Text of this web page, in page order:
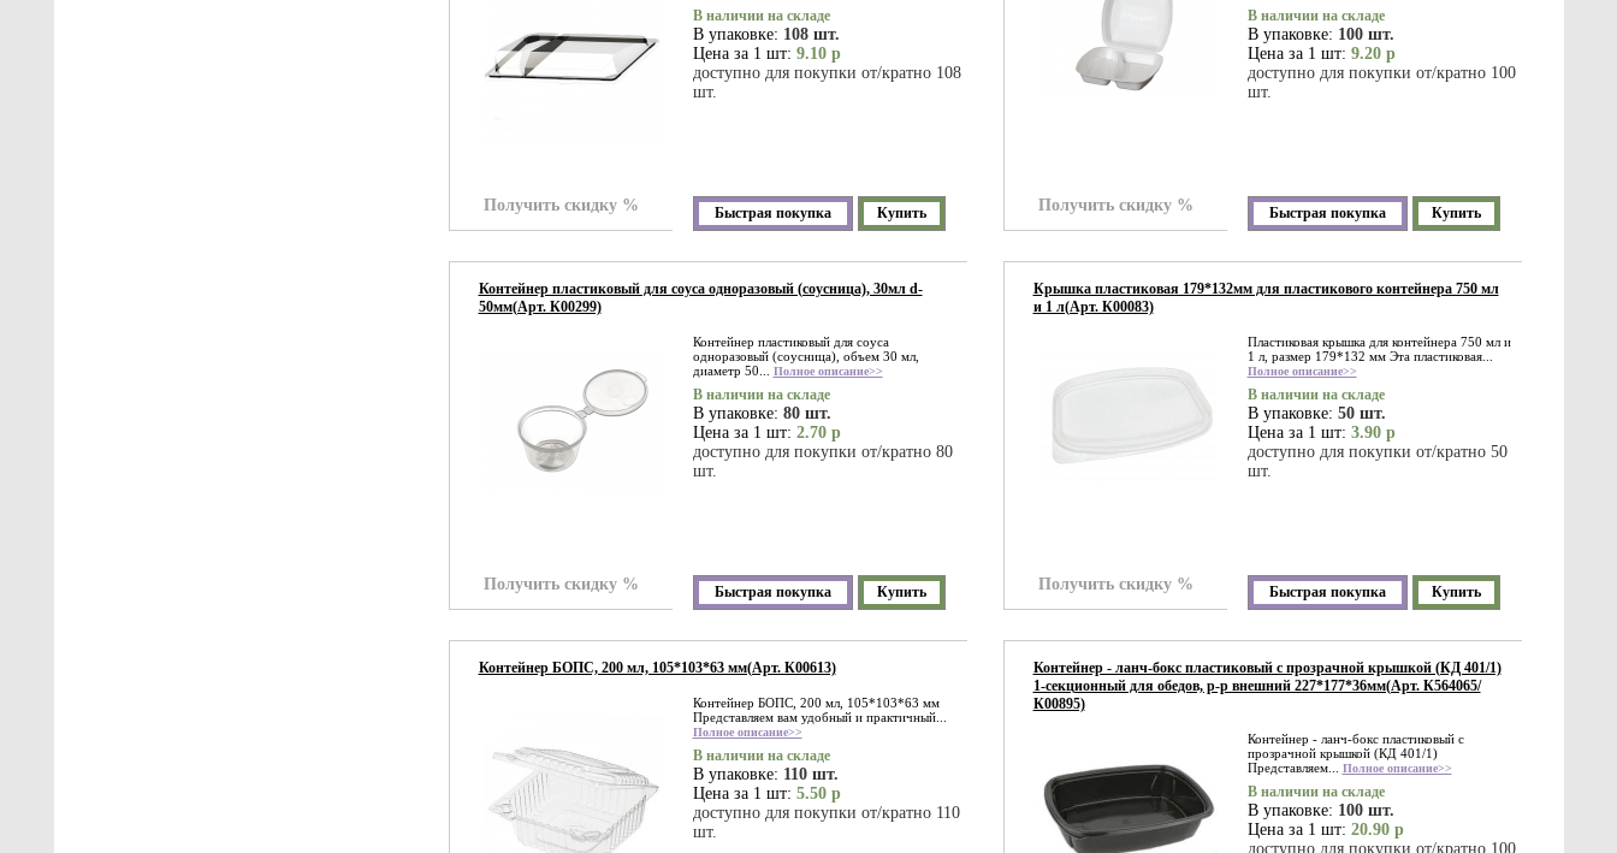
В наличии на складе
В упаковке: 108 шт.
Цена за 1 шт: 9.10 р
доступно для покупки от/кратно 108
шт.
Получить скидку % Быстрая покупка Купить
В наличии на складе
В упаковке: 100 шт.
Цена за 1 шт: 9.20 р
доступно для покупки от/кратно 100
шт.
Получить скидку % Быстрая покупка Купить
Контейнер пластиковый для соуса одноразовый (соусница), 30мл d-
50мм(Арт. К00299)
Контейнер пластиковый для соуса
одноразовый (соусница), объем 30 мл,
диаметр 50... Полное описание>>
В наличии на складе
В упаковке: 80 шт.
Цена за 1 шт: 2.70 р
доступно для покупки от/кратно 80
шт.
Получить скидку % Быстрая покупка Купить
Крышка пластиковая 179*132мм для пластикового контейнера 750 мл
и 1 л(Арт. К00083)
Пластиковая крышка для контейнера 750 мл и
1 л, размер 179*132 мм Эта пластиковая...
Полное описание>>
В наличии на складе
В упаковке: 50 шт.
Цена за 1 шт: 3.90 р
доступно для покупки от/кратно 50
шт.
Получить скидку % Быстрая покупка Купить
Контейнер БОПС, 200 мл, 105*103*63 мм(Арт. К00613)
Контейнер БОПС, 200 мл, 105*103*63 мм
Представляем вам удобный и практичный...
Полное описание>>
В наличии на складе
В упаковке: 110 шт.
Цена за 1 шт: 5.50 р
доступно для покупки от/кратно 110
шт.
Контейнер - ланч-бокс пластиковый с прозрачной крышкой (КД 401/1)
1-секционный для обедов, р-р внешний 227*177*36мм(Арт. К564065/
К00895)
Контейнер - ланч-бокс пластиковый с
прозрачной крышкой (КД 401/1)
Представляем... Полное описание>>
В наличии на складе
В упаковке: 100 шт.
Цена за 1 шт: 20.90 р
доступно для покупки от/кратно 100